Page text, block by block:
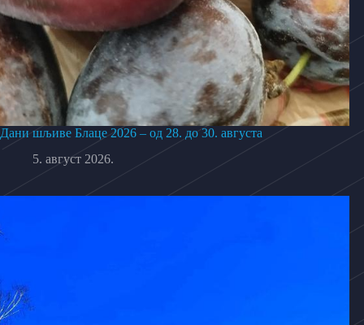
Дани шљиве Блаце 2026 – од 28. до 30. августа
5. август 2026.